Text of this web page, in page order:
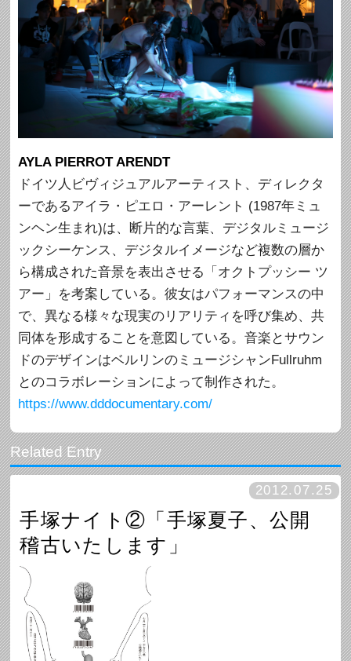
AYLA PIERROT ARENDT
ドイツ人ビヴィジュアルアーティスト、ディレクタ
ーであるアイラ・ピエロ・アーレント (1987年ミュ
ンヘン生まれ)は、断片的な言葉、デジタルミュージ
ックシーケンス、デジタルイメージなど複数の層か
ら構成された音景を表出させる「オクトプッシー ツ
アー」を考案している。彼女はパフォーマンスの中
で、異なる様々な現実のリアリティを呼び集め、共
同体を形成することを意図している。音楽とサウン
ドのデザインはベルリンのミュージシャンFullruhm
とのコラボレーションによって制作された。
https://www.dddocumentary.com/
2012.07.25
手塚ナイト②「手塚夏子、公開
稽古いたします」